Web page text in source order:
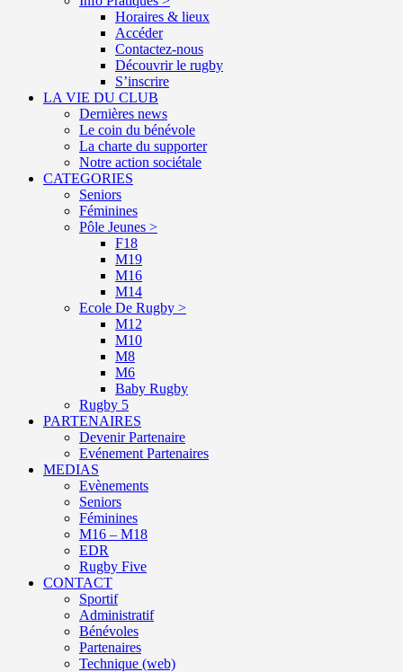
Horaires & lieux
Accéder
Contactez-nous
Découvrir le rugby
S’inscrire
LA VIE DU CLUB
Dernières news
Le coin du bénévole
La charte du supporter
Notre action sociétale
CATEGORIES
Seniors
Féminines
Pôle Jeunes >
F18
M19
M16
M14
Ecole De Rugby >
M12
M10
M8
M6
Baby Rugby
Rugby 5
PARTENAIRES
Devenir Partenaire
Evénement Partenaires
MEDIAS
Evènements
Seniors
Féminines
M16 – M18
EDR
Rugby Five
CONTACT
Sportif
Administratif
Bénévoles
Partenaires
Technique (web)